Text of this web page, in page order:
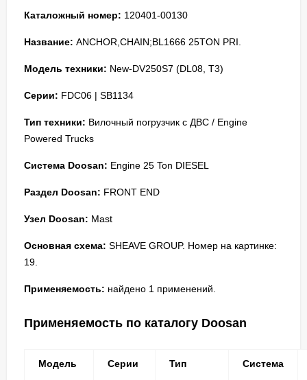
Каталожный номер: 120401-00130
Название: ANCHOR,CHAIN;BL1666 25TON PRI.
Модель техники: New-DV250S7 (DL08, T3)
Серии: FDC06 | SB1134
Тип техники: Вилочный погрузчик с ДВС / Engine
Powered Trucks
Система Doosan: Engine 25 Ton DIESEL
Раздел Doosan: FRONT END
Узел Doosan: Mast
Основная схема: SHEAVE GROUP. Номер на картинке:
19.
Применяемость: найдено 1 применений.
Применяемость по каталогу Doosan
Модель Серии Тип Система